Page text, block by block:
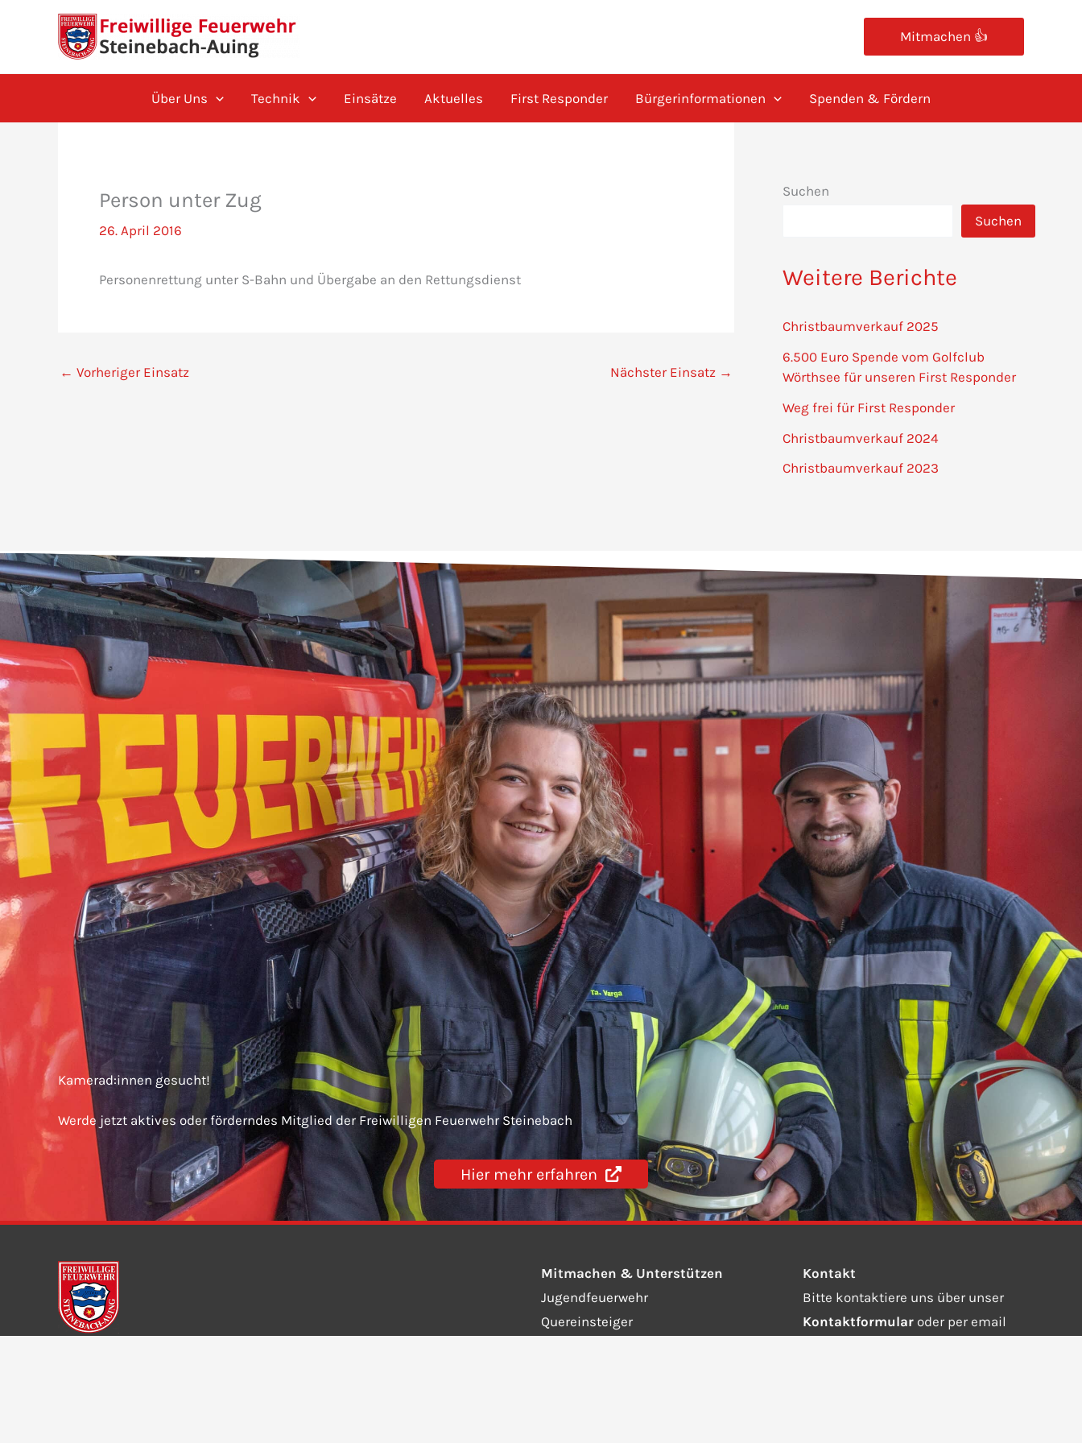
Mitmachen 👍
Über Uns Technik Einsätze Aktuelles First Responder Bürgerinformationen Spenden & Fördern
Person unter Zug
26. April 2016
Personenrettung unter S-Bahn und Übergabe an den Rettungsdienst
← Vorheriger Einsatz Nächster Einsatz →
Suchen
Suchen
Weitere Berichte
Christbaumverkauf 2025
6.500 Euro Spende vom Golfclub
Wörthsee für unseren First Responder
Weg frei für First Responder
Christbaumverkauf 2024
Christbaumverkauf 2023
Kamerad:innen gesucht!
Werde jetzt aktives oder förderndes Mitglied der Freiwilligen Feuerwehr Steinebach
Hier mehr erfahren
Mitmachen & Unterstützen
Jugendfeuerwehr
Quereinsteiger
Kontakt
Bitte kontaktiere uns über unser
Kontaktformular oder per email